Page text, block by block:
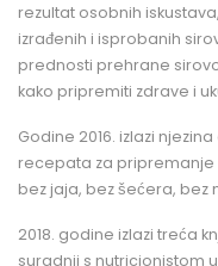
rezultat osobnih
izrađenih i isprobanih
prednosti prehrane
kako pripremiti zdrave i
Godine 2016. izlazi
recepata za pripremanje
bez jaja, bez šećera,
2018. godine izlazi treća
suradnji s nutricionistom